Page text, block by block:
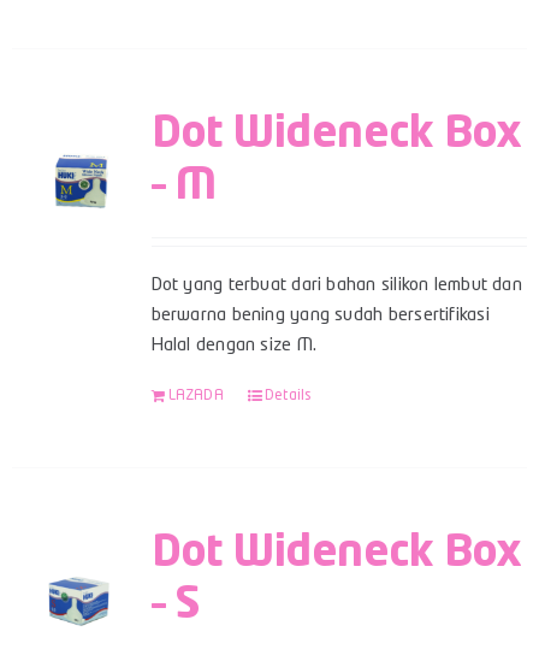
Dot Wideneck Box
– M
Dot yang terbuat dari bahan silikon lembut dan
berwarna bening yang sudah bersertifikasi
Halal dengan size M.
LAZADA Details
Dot Wideneck Box
– S